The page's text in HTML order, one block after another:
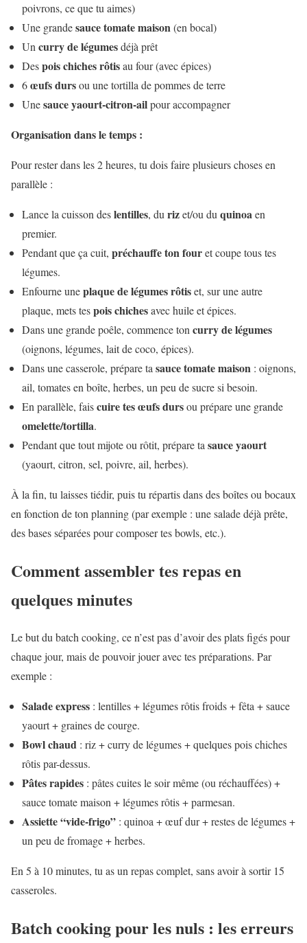
poivrons, ce que tu aimes)
Une grandesauce tomate maison(en bocal)
Un curry de légumesdéjà prêt
Despois chiches rôtisau four (avec épices)
6œufs dursou une tortilla de pommes de terre
Unesauce yaourt-citron-ailpour accompagner
Organisation dans le temps :
Pour rester dans les 2 heures, tu dois faire plusieurs choses en
parallèle :
Lance la cuisson deslentilles, du rizet/ou du quinoaen
premier.
Pendant que ça cuit, préchauffe ton fouret coupe tous tes
légumes.
Enfourne uneplaque de légumes rôtiset, sur une autre
plaque, mets tespois chichesavec huile et épices.
Dans une grande poêle, commence ton curry de légumes
(oignons, légumes, lait de coco, épices).
Dans une casserole, prépare ta sauce tomate maison : oignons,
ail, tomates en boîte, herbes, un peu de sucre si besoin.
En parallèle, faiscuire tes œufs dursou prépare une grande
omelette/tortilla.
Pendant que tout mijote ou rôtit, prépare ta sauce yaourt
(yaourt, citron, sel, poivre, ail, herbes).
À la fin, tu laisses tiédir, puis tu répartis dans des boîtes ou bocaux
en fonction de ton planning (par exemple : une salade déjà prête,
des bases séparées pour composer tes bowls, etc.).
Comment assembler tes repas en
quelques minutes
Le but du batch cooking, ce n’est pas d’avoir des plats figés pour
chaque jour, mais de pouvoir jouer avec tes préparations. Par
exemple :
Salade express : lentilles + légumes rôtis froids + fêta + sauce
yaourt + graines de courge.
Bowl chaud : riz + curry de légumes + quelques pois chiches
rôtis par-dessus.
Pâtes rapides : pâtes cuites le soir même (ou réchauffées) +
sauce tomate maison + légumes rôtis + parmesan.
Assiette “vide-frigo” : quinoa + œuf dur + restes de légumes +
un peu de fromage + herbes.
En 5 à 10 minutes, tu as un repas complet, sans avoir à sortir 15
casseroles.
Batch cooking pour les nuls : les erreurs